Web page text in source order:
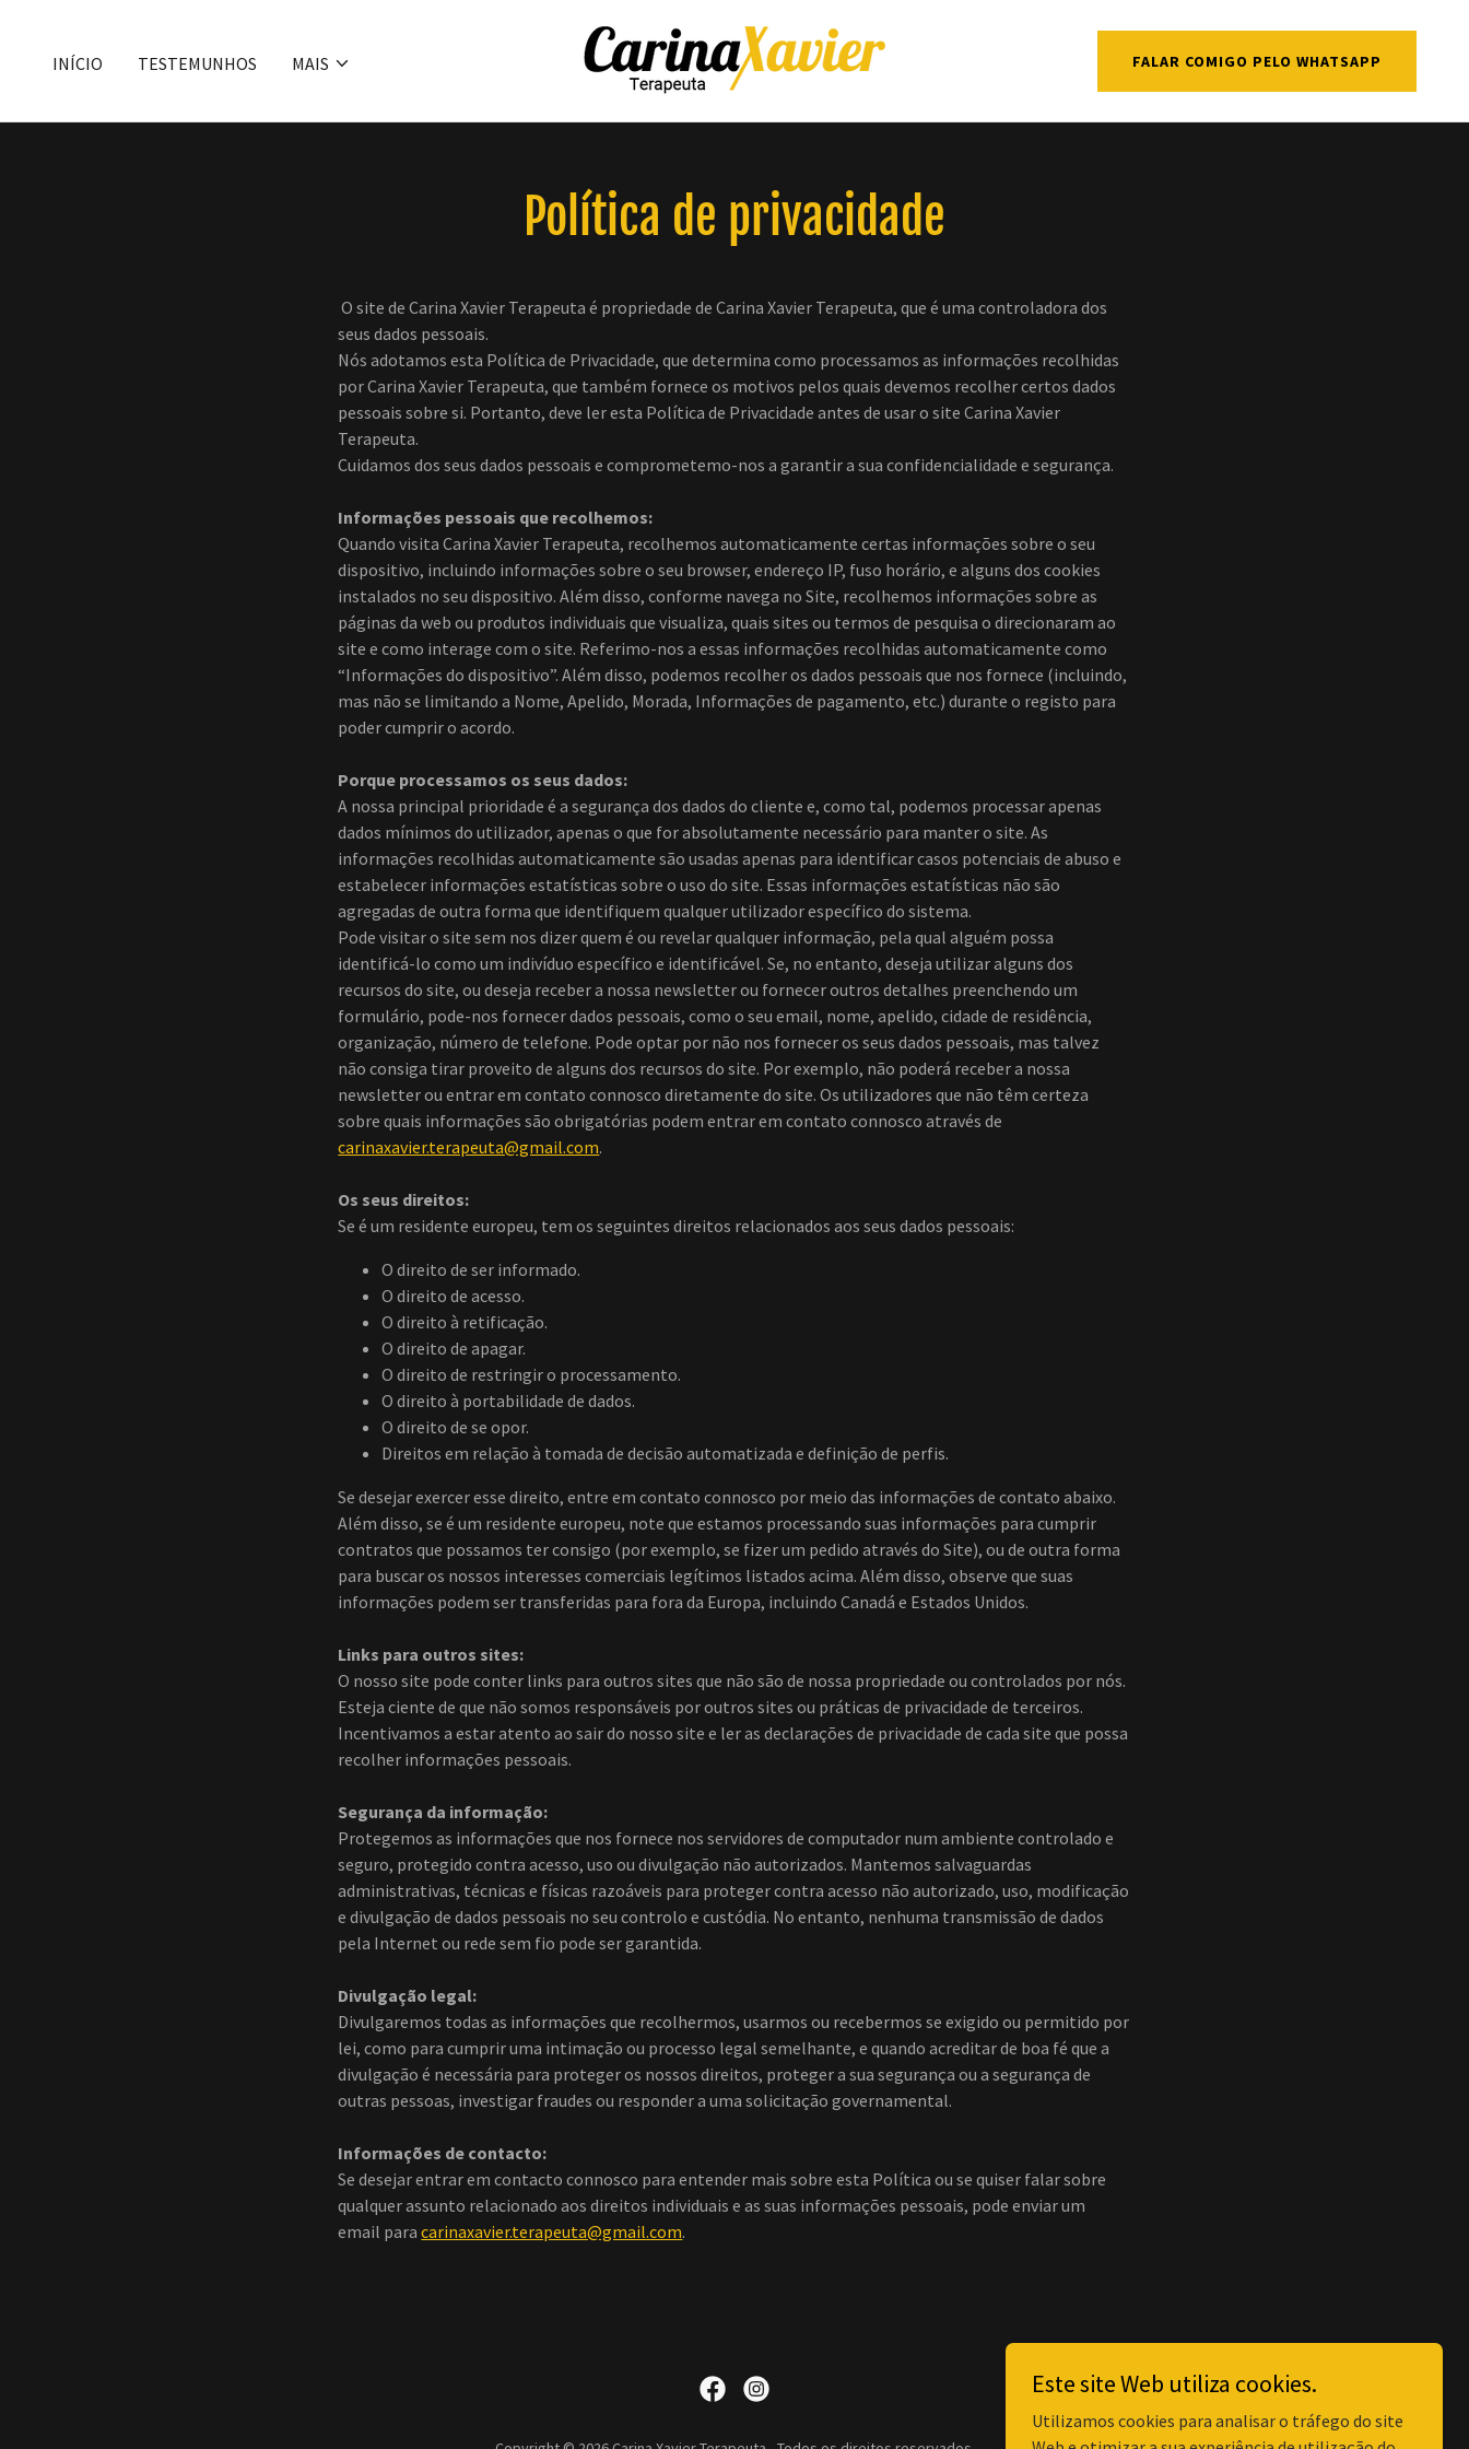
INÍCIO TESTEMUNHOS MAIS FALAR COMIGO PELO WHATSAPP
Política de privacidade
O site de Carina Xavier Terapeuta é propriedade de Carina Xavier Terapeuta, que é uma controladora dos
seus dados pessoais.
Nós adotamos esta Política de Privacidade, que determina como processamos as informações recolhidas
por Carina Xavier Terapeuta, que também fornece os motivos pelos quais devemos recolher certos dados
pessoais sobre si. Portanto, deve ler esta Política de Privacidade antes de usar o site Carina Xavier
Terapeuta.
Cuidamos dos seus dados pessoais e comprometemo-nos a garantir a sua confidencialidade e segurança.
Informações pessoais que recolhemos:
Quando visita Carina Xavier Terapeuta, recolhemos automaticamente certas informações sobre o seu
dispositivo, incluindo informações sobre o seu browser, endereço IP, fuso horário, e alguns dos cookies
instalados no seu dispositivo. Além disso, conforme navega no Site, recolhemos informações sobre as
páginas da web ou produtos individuais que visualiza, quais sites ou termos de pesquisa o direcionaram ao
site e como interage com o site. Referimo-nos a essas informações recolhidas automaticamente como
“Informações do dispositivo”. Além disso, podemos recolher os dados pessoais que nos fornece (incluindo,
mas não se limitando a Nome, Apelido, Morada, Informações de pagamento, etc.) durante o registo para
poder cumprir o acordo.
Porque processamos os seus dados:
A nossa principal prioridade é a segurança dos dados do cliente e, como tal, podemos processar apenas
dados mínimos do utilizador, apenas o que for absolutamente necessário para manter o site. As
informações recolhidas automaticamente são usadas apenas para identificar casos potenciais de abuso e
estabelecer informações estatísticas sobre o uso do site. Essas informações estatísticas não são
agregadas de outra forma que identifiquem qualquer utilizador específico do sistema.
Pode visitar o site sem nos dizer quem é ou revelar qualquer informação, pela qual alguém possa
identificá-lo como um indivíduo específico e identificável. Se, no entanto, deseja utilizar alguns dos
recursos do site, ou deseja receber a nossa newsletter ou fornecer outros detalhes preenchendo um
formulário, pode-nos fornecer dados pessoais, como o seu email, nome, apelido, cidade de residência,
organização, número de telefone. Pode optar por não nos fornecer os seus dados pessoais, mas talvez
não consiga tirar proveito de alguns dos recursos do site. Por exemplo, não poderá receber a nossa
newsletter ou entrar em contato connosco diretamente do site. Os utilizadores que não têm certeza
sobre quais informações são obrigatórias podem entrar em contato connosco através de
carinaxavier.terapeuta@gmail.com.
Os seus direitos:
Se é um residente europeu, tem os seguintes direitos relacionados aos seus dados pessoais:
O direito de ser informado.
O direito de acesso.
O direito à retificação.
O direito de apagar.
O direito de restringir o processamento.
O direito à portabilidade de dados.
O direito de se opor.
Direitos em relação à tomada de decisão automatizada e definição de perfis.
Se desejar exercer esse direito, entre em contato connosco por meio das informações de contato abaixo.
Além disso, se é um residente europeu, note que estamos processando suas informações para cumprir
contratos que possamos ter consigo (por exemplo, se fizer um pedido através do Site), ou de outra forma
para buscar os nossos interesses comerciais legítimos listados acima. Além disso, observe que suas
informações podem ser transferidas para fora da Europa, incluindo Canadá e Estados Unidos.
Links para outros sites:
O nosso site pode conter links para outros sites que não são de nossa propriedade ou controlados por nós.
Esteja ciente de que não somos responsáveis por outros sites ou práticas de privacidade de terceiros.
Incentivamos a estar atento ao sair do nosso site e ler as declarações de privacidade de cada site que possa
recolher informações pessoais.
Segurança da informação:
Protegemos as informações que nos fornece nos servidores de computador num ambiente controlado e
seguro, protegido contra acesso, uso ou divulgação não autorizados. Mantemos salvaguardas
administrativas, técnicas e físicas razoáveis para proteger contra acesso não autorizado, uso, modificação
e divulgação de dados pessoais no seu controlo e custódia. No entanto, nenhuma transmissão de dados
pela Internet ou rede sem fio pode ser garantida.
Divulgação legal:
Divulgaremos todas as informações que recolhermos, usarmos ou recebermos se exigido ou permitido por
lei, como para cumprir uma intimação ou processo legal semelhante, e quando acreditar de boa fé que a
divulgação é necessária para proteger os nossos direitos, proteger a sua segurança ou a segurança de
outras pessoas, investigar fraudes ou responder a uma solicitação governamental.
Informações de contacto:
Se desejar entrar em contacto connosco para entender mais sobre esta Política ou se quiser falar sobre
qualquer assunto relacionado aos direitos individuais e as suas informações pessoais, pode enviar um
email paracarinaxavier.terapeuta@gmail.com.
Este site Web utiliza cookies.
Utilizamos cookies para analisar o tráfego do site